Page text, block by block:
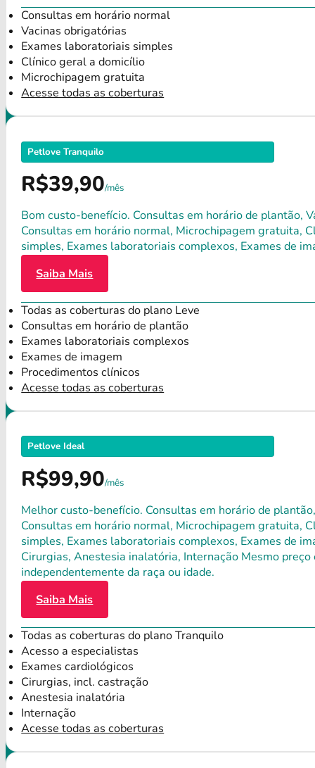
Consultas em horário normal
Vacinas obrigatórias
Exames laboratoriais simples
Clínico geral a domicílio
Microchipagem gratuita
Acesse todas as coberturas
Petlove Tranquilo
R$39,90/mês
Bom custo-benefício. Consultas em horário de plantão,
Consultas em horário normal, Microchipagem gratuita,
simples, Exames laboratoriais complexos, Exames de
Saiba Mais
Todas as coberturas do plano Leve
Consultas em horário de plantão
Exames laboratoriais complexos
Exames de imagem
Procedimentos clínicos
Acesse todas as coberturas
Petlove Ideal
R$99,90/mês
Melhor custo-benefício. Consultas em horário de
Consultas em horário normal, Microchipagem gratuita,
simples, Exames laboratoriais complexos, Exames de
Cirurgias, Anestesia inalatória, Internação Mesmo
independentemente da raça ou idade.
Saiba Mais
Todas as coberturas do plano Tranquilo
Acesso a especialistas
Exames cardiológicos
Cirurgias, incl. castração
Anestesia inalatória
Internação
Acesse todas as coberturas